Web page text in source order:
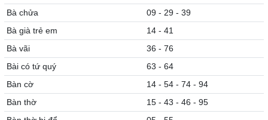
Bà chửa
09 - 29 - 39
Bà già trẻ em
14 - 41
Bà vãi
36 - 76
Bài có tứ quý
63 - 64
Bàn cờ
14 - 54 - 74 - 94
Bàn thờ
15 - 43 - 46 - 95